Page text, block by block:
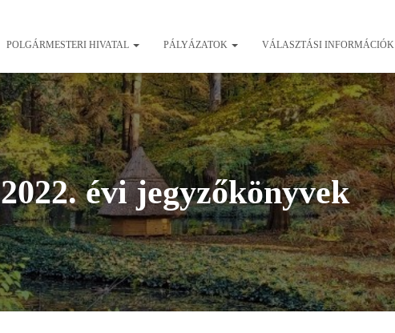
POLGÁRMESTERI HIVATAL PÁLYÁZATOK VÁLASZTÁSI INFORMÁCIÓK
2022. évi jegyzőkönyvek